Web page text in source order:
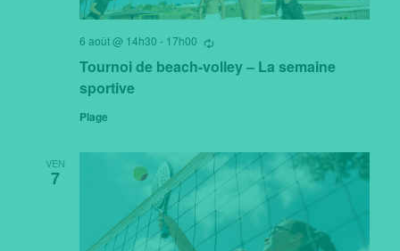
Tournoi de beach-volley – La semaine
sportive
6 août @ 14h30 - 17h00
Se
Plage
VEN
7